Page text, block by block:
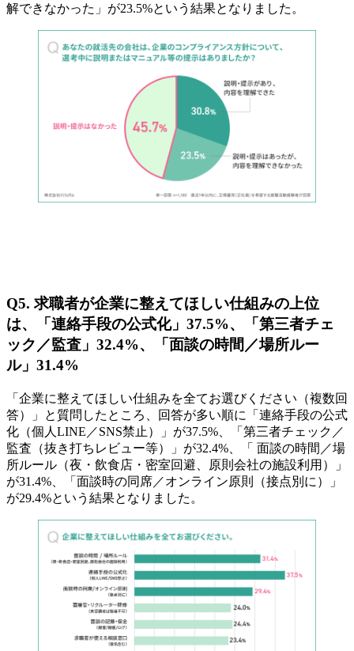
解できなかった」が23.5%という結果となりました。
Q5. 求職者が企業に整えてほしい仕組みの上位
は、「連絡手段の公式化」37.5%、「第三者チェ
ック／監査」32.4%、「面談の時間／場所ルー
ル」31.4%
「企業に整えてほしい仕組みを全てお選びください（複数回
答）」と質問したところ、回答が多い順に「連絡手段の公式
化（個人LINE／SNS禁止）」が37.5%、「第三者チェック／
監査（抜き打ちレビュー等）」が32.4%、「 面談の時間／場
所ルール（夜・飲食店・密室回避、原則会社の施設利用）」
が31.4%、「面談時の同席／オンライン原則（接点別に）」
が29.4%という結果となりました。